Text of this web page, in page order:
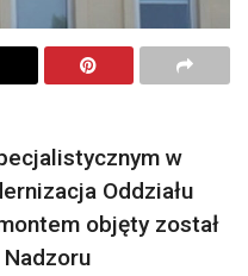
w
Oddziału
objęty został